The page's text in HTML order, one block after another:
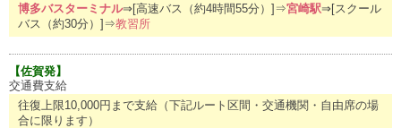
博多バスターミナル⇒[高速バス（約4時間55分）]⇒宮崎駅⇒[スクール
バス（約30分）]⇒教習所
【佐賀発】
交通費支給
往復上限10,000円まで支給（下記ルート区間・交通機関・自由席の場
合に限ります）